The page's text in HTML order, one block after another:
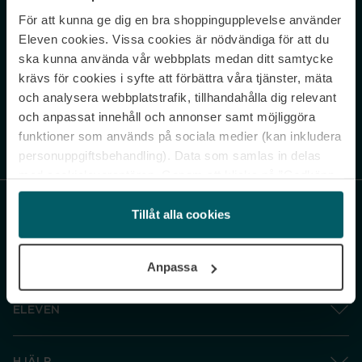
För att kunna ge dig en bra shoppingupplevelse använder
Eleven cookies. Vissa cookies är nödvändiga för att du
ska kunna använda vår webbplats medan ditt samtycke
krävs för cookies i syfte att förbättra våra tjänster, mäta
och analysera webbplatstrafik, tillhandahålla dig relevant
och anpassat innehåll och annonser samt möjliggöra
funktioner som används på sociala medier (kan inkludera
personuppgiftsbehandling). Data som samlas in delas
och gå vidare” accepterar du samtliga cookies medan du
under ”Inställningar” kan anpassa användningen av
cookies. Du kan återkalla ditt samtycke när som helst.
Tillåt alla cookies
Anpassa
Never miss a beat.
Sign up to our newsletter.
Genom att prenumerera accepterar du vår Integritetspolicy. Avprenumerera
ELEVEN